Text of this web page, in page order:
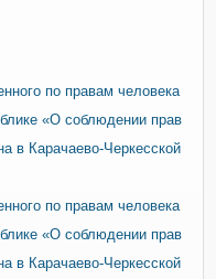
по правам человека
«О соблюдении прав
в Карачаево-Черкесской
по правам человека
«О соблюдении прав
в Карачаево-Черкесской